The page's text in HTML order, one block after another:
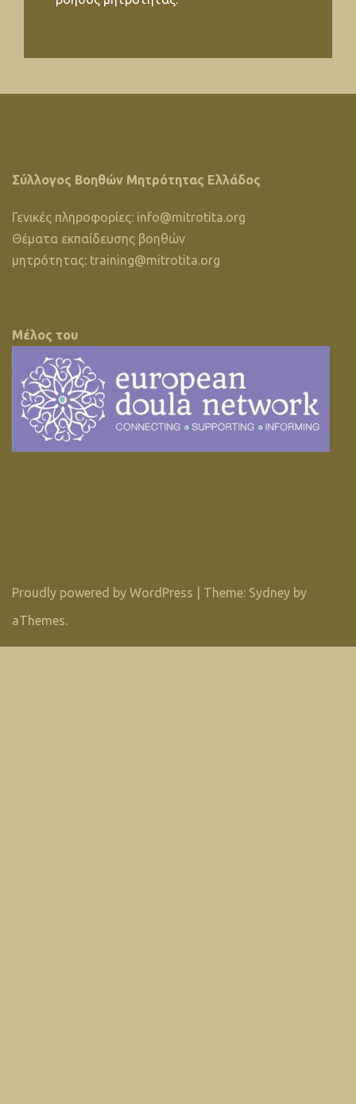
Σύλλογος Βοηθών Μητρότητας Ελλάδος
Γενικές πληροφορίες: info@mitrotita.org
Θέματα εκπαίδευσης βοηθών
μητρότητας: training@mitrotita.org
Μέλος του
Proudly powered by WordPress Theme: Sydney by
aThemes.